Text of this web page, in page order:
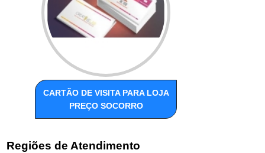
CARTÃO DE VISITA PARA LOJA
PREÇO SOCORRO
Regiões de Atendimento